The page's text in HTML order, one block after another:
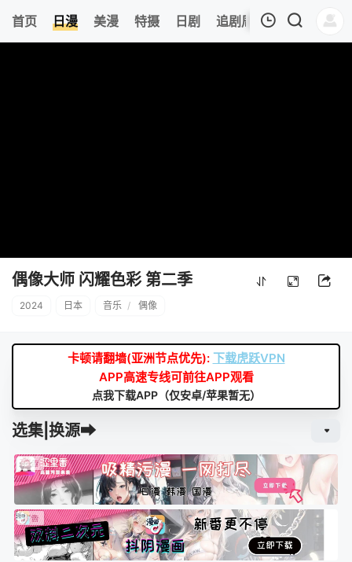
首页 日漫 美漫 特摄 日剧 追剧周表 今日更新
偶像大师 闪耀色彩 第二季
2024 日本 音乐 / 偶像
卡顿请翻墙(亚洲节点优先): 下载虎跃VPN
APP高速专线可前往APP观看
点我下载APP（仅安卓/苹果暂无）
选集|换源➡